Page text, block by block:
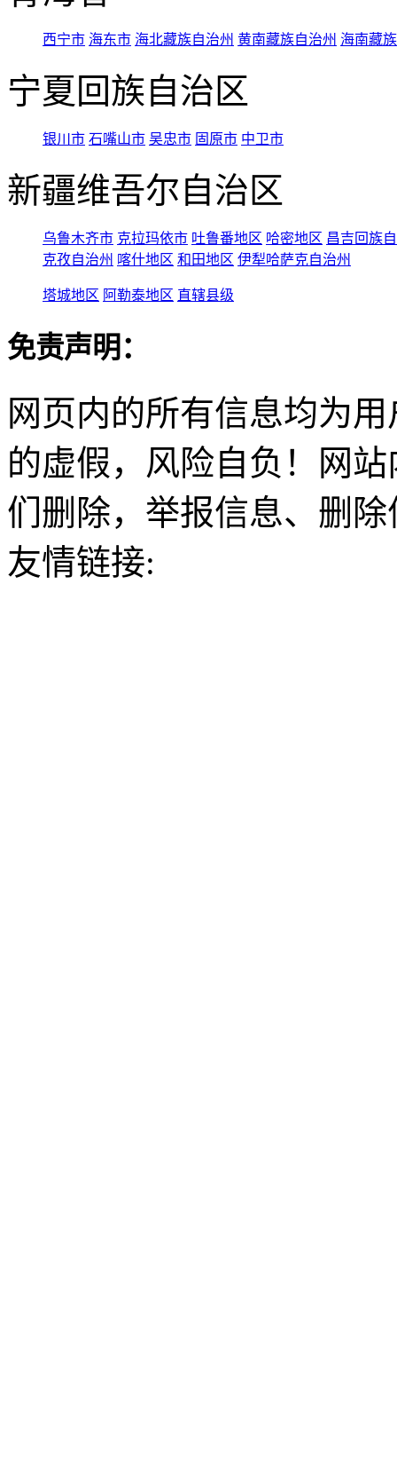
西宁市 海东市 海北藏族自治州 黄南藏族自治州 海南藏
宁夏回族自治区
银川市 石嘴山市 吴忠市 固原市 中卫市
新疆维吾尔自治区
乌鲁木齐市 克拉玛依市 吐鲁番地区 哈密地区 昌吉回族
克孜自治州 喀什地区 和田地区 伊犁哈萨克自治州
塔城地区 阿勒泰地区 直辖县级
免责声明：
网页内的所有信息均为
的虚假，风险自负！网
们删除，举报信息、删
友情链接: